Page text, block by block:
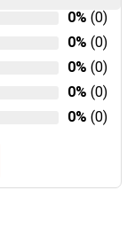
0% (0)
0% (0)
0% (0)
0% (0)
0% (0)